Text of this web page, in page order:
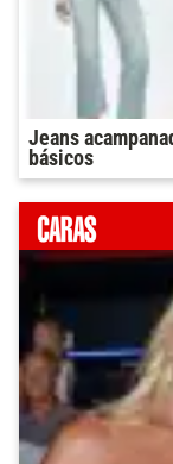
Jeans
básicos